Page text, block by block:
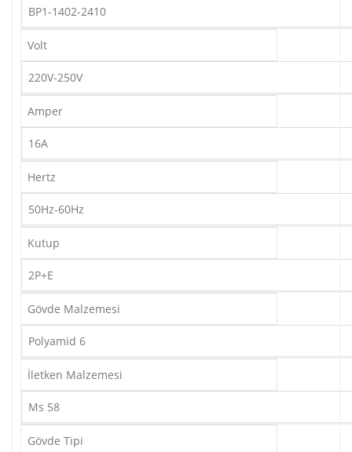
BP1-1402-2410
Volt
220V-250V
Amper
16A
Hertz
50Hz-60Hz
Kutup
2P+E
Gövde Malzemesi
Polyamid 6
İletken Malzemesi
Ms 58
Gövde Tipi